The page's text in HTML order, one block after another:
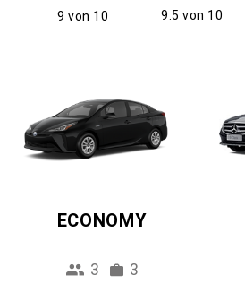
9 von 10 9.5 von 10
ECONOMY
3 3